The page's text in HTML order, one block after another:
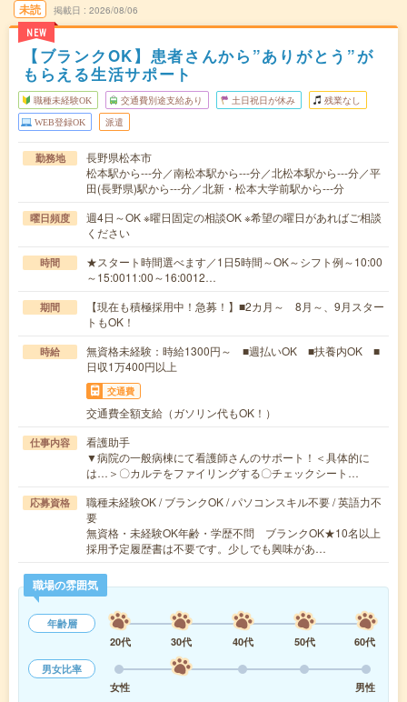
未読
NEW
掲載日 2026/08/06
【ブランクOK】患者さんから”ありがとう”が
もらえる生活サポート
職種未経験OK 交通費別途支給あり 土日祝日が休み 残業なし
WEB登録OK 派遣
勤務地
長野県松本市
松本駅から---分／南松本駅から---分／北松本駅から---分／平
田(長野県)駅から---分／北新・松本大学前駅から---分
曜日頻度
週4日～OK ※曜日固定の相談OK ※希望の曜日があればご相談
ください
時間
★スタート時間選べます／1日5時間～OK～シフト例～10:00
～15:0011:00～16:0012…
期間
【現在も積極採用中！急募！】■2カ月～ 8月～、9月スター
トもOK！
時給
無資格未経験：時給1300円～ ■週払いOK ■扶養内OK ■
日収1万400円以上
交通費
交通費全額支給（ガソリン代もOK！）
仕事内容
看護助手
▼病院の一般病棟にて看護師さんのサポート！＜具体的に
は…＞〇カルテをファイリングする〇チェックシート…
応募資格
職種未経験OK / ブランクOK / パソコンスキル不要 / 英語力不
要
無資格・未経験OK年齢・学歴不問 ブランクOK★10名以上
採用予定履歴書は不要です。少しでも興味があ…
職場の雰囲気
年齢層
20代
30代 40代 50代
60代
男女比率
女性
男性